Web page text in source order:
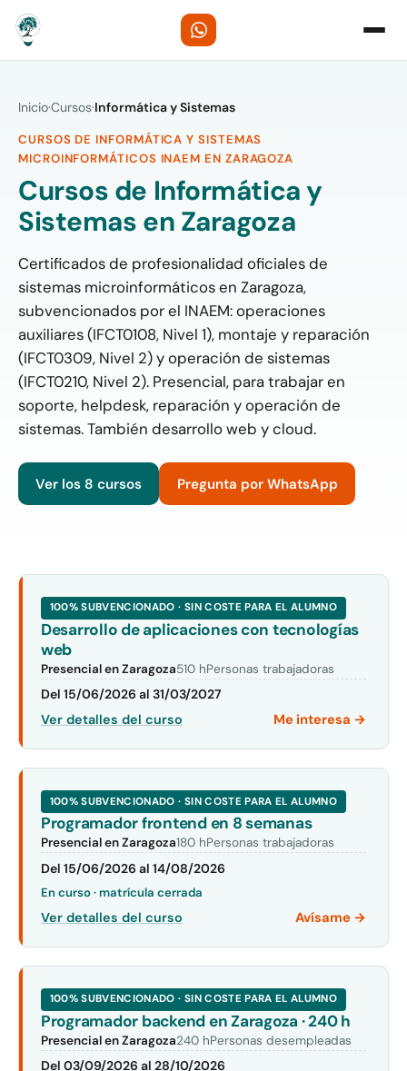
Inicio·Cursos·Informática y Sistemas
CURSOS DE INFORMÁTICA Y SISTEMAS
MICROINFORMÁTICOS INAEM EN ZARAGOZA
Cursos de Informática y
Sistemas en Zaragoza
Certificados de profesionalidad oficiales de
sistemas microinformáticos en Zaragoza,
subvencionados por el INAEM: operaciones
auxiliares (IFCT0108, Nivel 1), montaje y reparación
(IFCT0309, Nivel 2) y operación de sistemas
(IFCT0210, Nivel 2). Presencial, para trabajar en
soporte, helpdesk, reparación y operación de
sistemas. También desarrollo web y cloud.
Ver los 8 cursos Pregunta por WhatsApp
Cursos disponibles en Informática
100% SUBVENCIONADO · SIN COSTE PARA EL ALUMNO
Desarrollo de aplicaciones con tecnologías
web
Presencial en Zaragoza510 hPersonas trabajadoras
Del 15/06/2026 al 31/03/2027
Ver detalles del curso
Me interesa →
100% SUBVENCIONADO · SIN COSTE PARA EL ALUMNO
Programador frontend en 8 semanas
Presencial en Zaragoza180 hPersonas trabajadoras
Del 15/06/2026 al 14/08/2026
En curso · matrícula cerrada
Ver detalles del curso Avísame →
100% SUBVENCIONADO · SIN COSTE PARA EL ALUMNO
Programador backend en Zaragoza · 240 h
Presencial en Zaragoza240 hPersonas desempleadas
Del 03/09/2026 al 28/10/2026